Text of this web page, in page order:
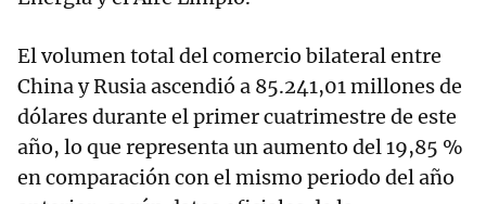
El volumen total del comercio bilateral entre
China y Rusia ascendió a 85.241,01 millones de
dólares durante el primer cuatrimestre de este
año, lo que representa un aumento del 19,85 %
en comparación con el mismo periodo del año